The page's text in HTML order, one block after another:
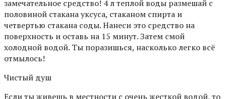
замечательное средство! 4 л теплой воды размешай с
половиной стакана уксуса, стаканом спирта и
четвертью стакана соды. Нанеси это средство на
поверхность и оставь на 15 минут. Затем смой
холодной водой. Ты поразишься, насколько легко всё
отмылось!
Чистый душ
Если ты живешь в местности с очень жесткой водой, то